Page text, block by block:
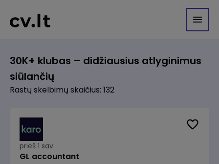
30K+ klubas – didžiausius atlyginimus
siūlančių
Rastų skelbimų skaičius: 132
prieš 1 sav.
GL accountant